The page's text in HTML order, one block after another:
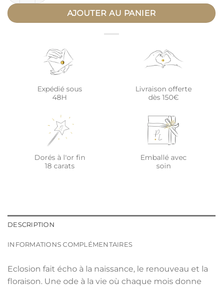
AJOUTER AU PANIER
Expédié sous
48H
Livraison offerte
dès 150€
Dorés à l'or fin
18 carats
Emballé avec
soin
DESCRIPTION
INFORMATIONS COMPLÉMENTAIRES
Eclosion fait écho à la naissance, le renouveau et la
floraison. Une ode à la vie où chaque mois donne